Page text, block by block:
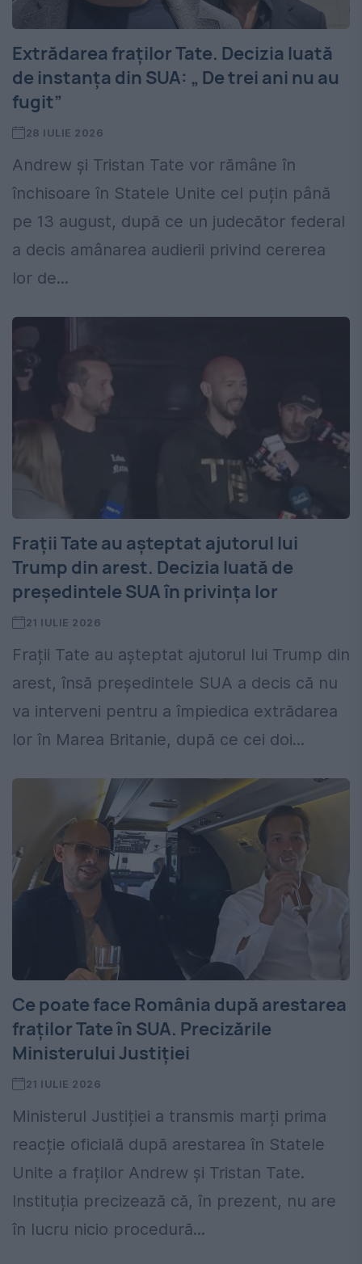
Extrădarea fraților Tate. Decizia luată
de instanța din SUA: „ De trei ani nu au
fugit”
28 IULIE 2026
Andrew și Tristan Tate vor rămâne în
închisoare în Statele Unite cel puțin până
pe 13 august, după ce un judecător federal
a decis amânarea audierii privind cererea
lor de...
Frații Tate au așteptat ajutorul lui
Trump din arest. Decizia luată de
președintele SUA în privința lor
21 IULIE 2026
Frații Tate au așteptat ajutorul lui Trump din
arest, însă președintele SUA a decis că nu
va interveni pentru a împiedica extrădarea
lor în Marea Britanie, după ce cei doi...
Ce poate face România după arestarea
fraților Tate în SUA. Precizările
Ministerului Justiției
21 IULIE 2026
Ministerul Justiției a transmis marți prima
reacție oficială după arestarea în Statele
Unite a fraților Andrew și Tristan Tate.
Instituția precizează că, în prezent, nu are
în lucru nicio procedură...